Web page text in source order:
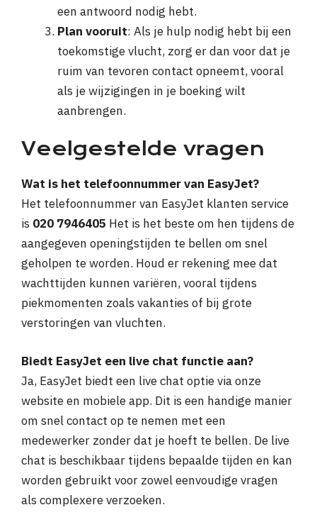
een antwoord nodig hebt.
Plan vooruit: Als je hulp nodig hebt bij een
toekomstige vlucht, zorg er dan voor dat je
ruim van tevoren contact opneemt, vooral
als je wijzigingen in je boeking wilt
aanbrengen.
Veelgestelde vragen
Wat is het telefoonnummer van EasyJet?
Het telefoonnummer van EasyJet klanten service
is 020 7946405 Het is het beste om hen tijdens de
aangegeven openingstijden te bellen om snel
geholpen te worden. Houd er rekening mee dat
wachttijden kunnen variëren, vooral tijdens
piekmomenten zoals vakanties of bij grote
verstoringen van vluchten.
Biedt EasyJet een live chat functie aan?
Ja, EasyJet biedt een live chat optie via onze
website en mobiele app. Dit is een handige manier
om snel contact op te nemen met een
medewerker zonder dat je hoeft te bellen. De live
chat is beschikbaar tijdens bepaalde tijden en kan
worden gebruikt voor zowel eenvoudige vragen
als complexere verzoeken.